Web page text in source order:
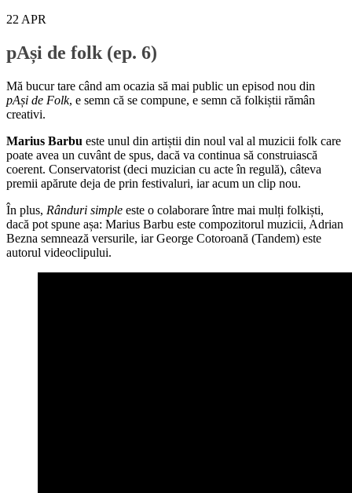
22 APR
pAși de folk (ep. 6)
Mă bucur tare când am ocazia să mai public un episod nou din
pAși de Folk, e semn că se compune, e semn că folkiștii rămân
creativi.
Marius Barbu este unul din artiștii din noul val al muzicii folk care
poate avea un cuvânt de spus, dacă va continua să construiască
coerent. Conservatorist (deci muzician cu acte în regulă), câteva
premii apărute deja de prin festivaluri, iar acum un clip nou.
În plus, Rânduri simple este o colaborare între mai mulți folkiști,
dacă pot spune așa: Marius Barbu este compozitorul muzicii, Adrian
Bezna semnează versurile, iar George Cotoroană (Tandem) este
autorul videoclipului.